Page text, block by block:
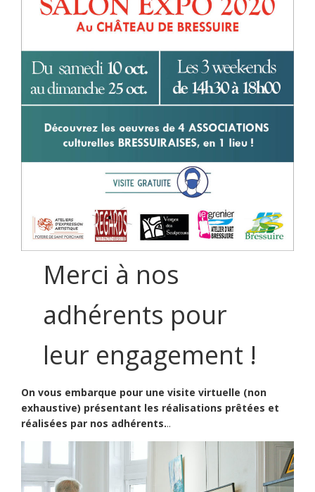
Merci à nos
adhérents pour
leur engagement !
On vous embarque pour une visite virtuelle (non
exhaustive) présentant les réalisations prêtées et
réalisées par nos adhérents...